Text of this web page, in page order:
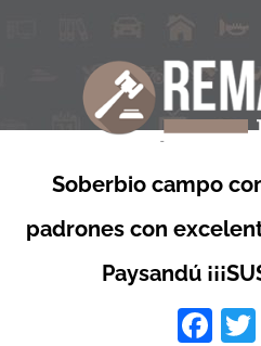
Soberbio campo
padrones con
Paysandú